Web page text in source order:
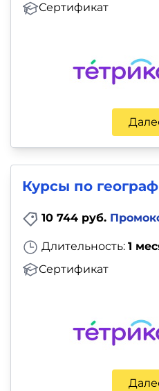
Сертификат
Курсы по
10 744 руб.
Длительность: 1
Сертификат